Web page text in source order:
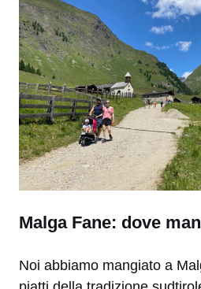
Malga Fane: dove
Noi abbiamo mangiato a